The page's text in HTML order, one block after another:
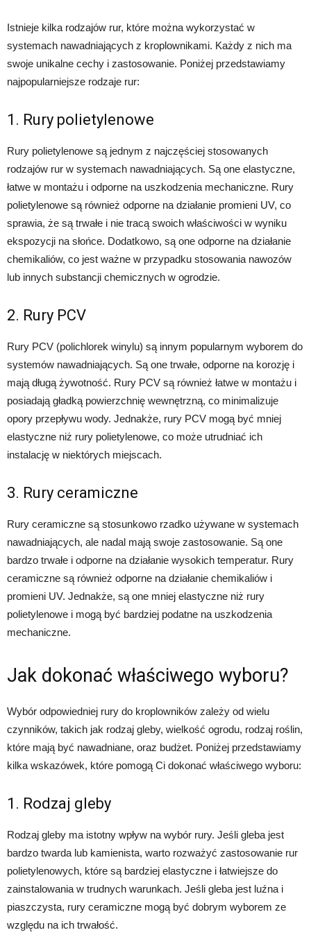
Istnieje kilka rodzajów rur, które można wykorzystać w
systemach nawadniających z kroplownikami. Każdy z nich ma
swoje unikalne cechy i zastosowanie. Poniżej przedstawiamy
najpopularniejsze rodzaje rur:
1. Rury polietylenowe
Rury polietylenowe są jednym z najczęściej stosowanych
rodzajów rur w systemach nawadniających. Są one elastyczne,
łatwe w montażu i odporne na uszkodzenia mechaniczne. Rury
polietylenowe są również odporne na działanie promieni UV, co
sprawia, że są trwałe i nie tracą swoich właściwości w wyniku
ekspozycji na słońce. Dodatkowo, są one odporne na działanie
chemikaliów, co jest ważne w przypadku stosowania nawozów
lub innych substancji chemicznych w ogrodzie.
2. Rury PCV
Rury PCV (polichlorek winylu) są innym popularnym wyborem do
systemów nawadniających. Są one trwałe, odporne na korozję i
mają długą żywotność. Rury PCV są również łatwe w montażu i
posiadają gładką powierzchnię wewnętrzną, co minimalizuje
opory przepływu wody. Jednakże, rury PCV mogą być mniej
elastyczne niż rury polietylenowe, co może utrudniać ich
instalację w niektórych miejscach.
3. Rury ceramiczne
Rury ceramiczne są stosunkowo rzadko używane w systemach
nawadniających, ale nadal mają swoje zastosowanie. Są one
bardzo trwałe i odporne na działanie wysokich temperatur. Rury
ceramiczne są również odporne na działanie chemikaliów i
promieni UV. Jednakże, są one mniej elastyczne niż rury
polietylenowe i mogą być bardziej podatne na uszkodzenia
mechaniczne.
Jak dokonać właściwego wyboru?
Wybór odpowiedniej rury do kroplowników zależy od wielu
czynników, takich jak rodzaj gleby, wielkość ogrodu, rodzaj roślin,
które mają być nawadniane, oraz budżet. Poniżej przedstawiamy
kilka wskazówek, które pomogą Ci dokonać właściwego wyboru:
1. Rodzaj gleby
Rodzaj gleby ma istotny wpływ na wybór rury. Jeśli gleba jest
bardzo twarda lub kamienista, warto rozważyć zastosowanie rur
polietylenowych, które są bardziej elastyczne i łatwiejsze do
zainstalowania w trudnych warunkach. Jeśli gleba jest luźna i
piaszczysta, rury ceramiczne mogą być dobrym wyborem ze
względu na ich trwałość.